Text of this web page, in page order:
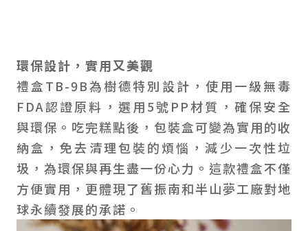
環保設計，實用又美觀
禮盒TB-9B為樹德特別設計，使用一級無毒
FDA認證原料，選用5號PP材質，確保安全
與環保。吃完糕點後，包裝盒可變為實用的收
納盒，免去清理包裝的煩惱，減少一次性垃
圾，為環保與再生盡一份心力。這款禮盒不僅
方便實用，更體現了舊振南和半山夢工廠對地
球永續發展的承諾。